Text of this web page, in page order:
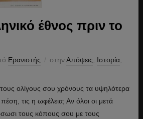
έθνος πριν το
Ερανιστής στηνΑπόψεις Ιστορία,
ολίγους σου χρόνους τα υψη­λότερα
τις η ωφέλεια; Αν όλοι οι μετά
τους κόπους σου με τους